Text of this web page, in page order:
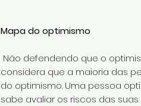
Mapa do optimismo
Não defendendo que o
considera que a maioria das
do optimismo. Uma pessoa
sabe avaliar os riscos das